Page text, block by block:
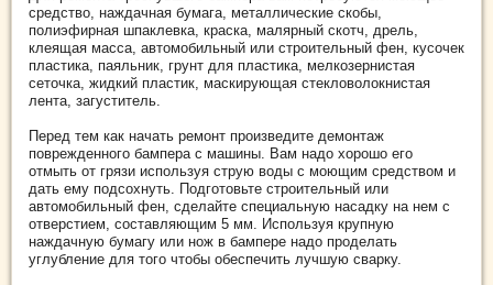
средство, наждачная бумага, металлические скобы,
полиэфирная шпаклевка, краска, малярный скотч, дрель,
клеящая масса, автомобильный или строительный фен, кусочек
пластика, паяльник, грунт для пластика, мелкозернистая
сеточка, жидкий пластик, маскирующая стекловолокнистая
лента, загуститель.
Перед тем как начать ремонт произведите демонтаж
поврежденного бампера с машины. Вам надо хорошо его
отмыть от грязи используя струю воды с моющим средством и
дать ему подсохнуть. Подготовьте строительный или
автомобильный фен, сделайте специальную насадку на нем с
отверстием, составляющим 5 мм. Используя крупную
наждачную бумагу или нож в бампере надо проделать
углубление для того чтобы обеспечить лучшую сварку.